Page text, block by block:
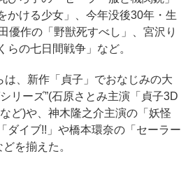
かける少女」、今年没後30年・生
優作の「野獣死すべし」、宮沢り
らの七日間戦争」など。
は、新作「貞子」でおなじみの大
リーズ”(石原さとみ主演「貞子3D
ど)や、神木隆之介主演の「妖怪
ダイブ!!」や橋本環奈の「セーラー
を揃えた。